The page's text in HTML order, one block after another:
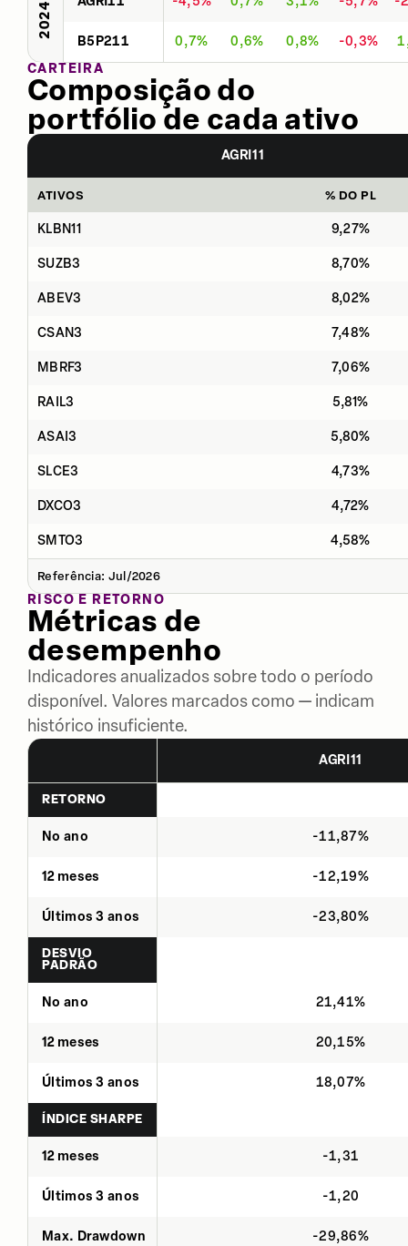
2024
B5P211 0,7% 0,6% 0,8% -0,3%
CARTEIRA
Composição do
portfólio de cada ativo
AGRI11
ATIVOS % DO PL
KLBN11 9,27%
SUZB3 8,70%
ABEV3 8,02%
CSAN3 7,48%
MBRF3 7,06%
RAIL3 5,81%
ASAI3 5,80%
SLCE3 4,73%
DXCO3 4,72%
SMTO3 4,58%
Referência: Jul/2026
RISCO E RETORNO
Métricas de
desempenho
Indicadores anualizados sobre todo o período
disponível. Valores marcados como — indicam
histórico insuficiente.
AGRI11
RETORNO
No ano -11,87%
12 meses -12,19%
Últimos 3 anos -23,80%
DESVIO
PADRÃO
No ano 21,41%
12 meses 20,15%
Últimos 3 anos 18,07%
ÍNDICE SHARPE
12 meses -1,31
Últimos 3 anos -1,20
Max. Drawdown -29,86%